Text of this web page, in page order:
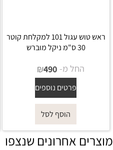
ראש טוש עגול 101 למקלחת קוטר
30 ס"מ ניקל מוברש
החל מ- ₪490
פרטים נוספים
הוסף לסל
מוצרים אחרונים שנצפו